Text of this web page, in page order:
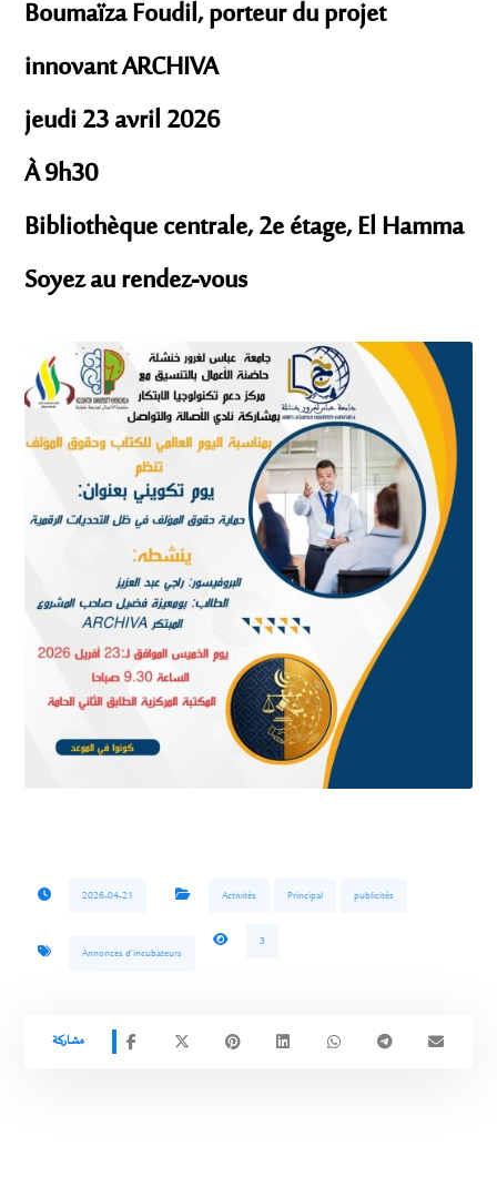
Boumaïza Foudil, porteur du projet
innovant ARCHIVA
jeudi 23 avril 2026
À 9h30
Bibliothèque centrale, 2e étage, El Hamma
Soyez au rendez-vous
2026-04-21 Activités Principal publicités
Annonces d'incubateurs
3